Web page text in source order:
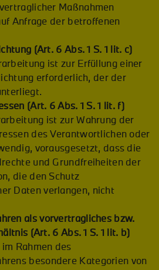
Maßnahmen
Anfrage der betroffenen
(Art. 6 Abs. 1 S. 1 lit. c)
ist zur Erfüllung einer
erforderlich, der der
(Art. 6 Abs. 1 S. 1 lit. f)
ist zur Wahrung der
des Verantwortlichen oder
vorausgesetzt, dass die
und Grundfreiheiten der
die den Schutz
Daten verlangen, nicht
als vorvertragliches bzw.
(Art. 6 Abs. 1 S. 1 lit. b)
Rahmen des
besondere Kategorien von